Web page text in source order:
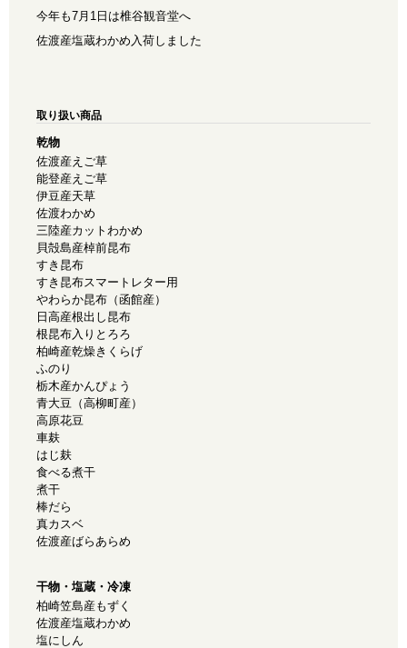
今年も7月1日は椎谷観音堂へ
佐渡産塩蔵わかめ入荷しました
取り扱い商品
乾物
佐渡産えご草
能登産えご草
伊豆産天草
佐渡わかめ
三陸産カットわかめ
貝殻島産棹前昆布
すき昆布
すき昆布スマートレター用
やわらか昆布（函館産）
日高産根出し昆布
根昆布入りとろろ
柏崎産乾燥きくらげ
ふのり
栃木産かんぴょう
青大豆（高柳町産）
高原花豆
車麸
はじ麸
食べる煮干
煮干
棒だら
真カスベ
佐渡産ばらあらめ
干物・塩蔵・冷凍
柏崎笠島産もずく
佐渡産塩蔵わかめ
塩にしん